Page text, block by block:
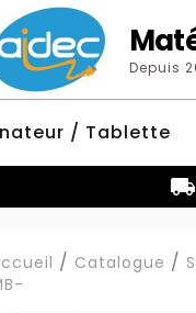
Depuis
/ Tablette
local_shipping
Catalogue